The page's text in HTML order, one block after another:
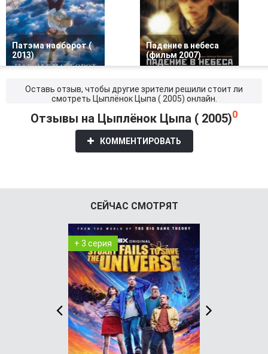
Патэма наоборот (
2013)
Падение в небеса
(фильм 2007)
Оставь отзыв, чтобы другие зрители решили стоит ли
смотреть Цыплёнок Цыпа ( 2005) онлайн.
Отзывы на Цыплёнок Цыпа ( 2005)0
КОММЕНТИРОВАТЬ
СЕЙЧАС СМОТРЯТ
+ 3 серия